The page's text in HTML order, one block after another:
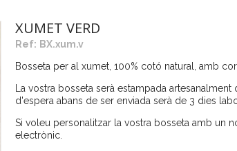
XUMET VERD
Ref: BX.xum.v
Bosseta per al xumet, 100% cotó natural, amb
La vostra bosseta serà estampada
d'espera abans de ser enviada serà de 3 dies
Si voleu personalitzar la vostra bosseta amb un
electrònic.